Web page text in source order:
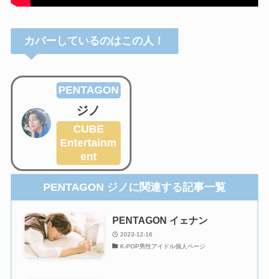
カバーしているのはこの人！
PENTAGON
ジノ
CUBE
Entertainm
ent
PENTAGON ジノに関連する記事一覧
PENTAGON イェナン
2023-12-16
K-POP男性アイドル個人ページ